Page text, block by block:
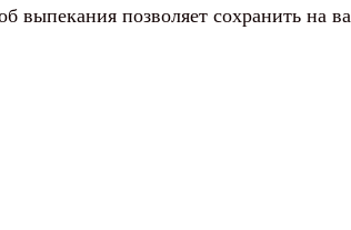
позволяет сохранить на